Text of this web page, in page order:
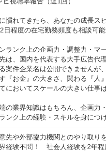
慣れてきたら、あなたの成長ス
日程度の在宅勤務頻度も相談可能
ランク上の企画力・調整力・マ
は、国内を代表する大手広告代
案件企業名は公開できませんが、
『お金』の大きさ、関わる『人
においてスケールの大きい仕事ば
の業界知識はもちろん、企画力
ンク上の経験・スキルを身につ
先や外部協力機関とのやり取り
経験不問！　社会人経験を2年程